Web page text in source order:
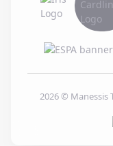
2026© Manessis